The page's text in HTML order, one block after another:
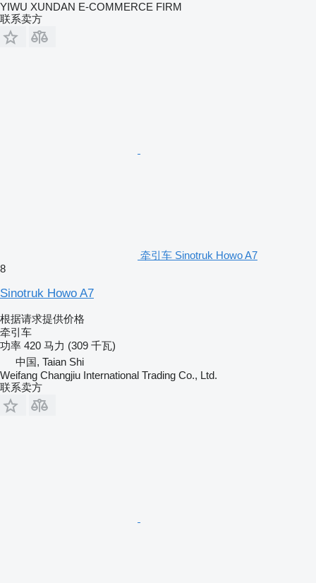
YIWU XUNDAN E-COMMERCE FIRM
联系卖方
牵引车 Sinotruk Howo A7
8
Sinotruk Howo A7
根据请求提供价格
牵引车
功率 420 马力 (309 千瓦)
中国, Taian Shi
Weifang Changjiu International Trading Co., Ltd.
联系卖方